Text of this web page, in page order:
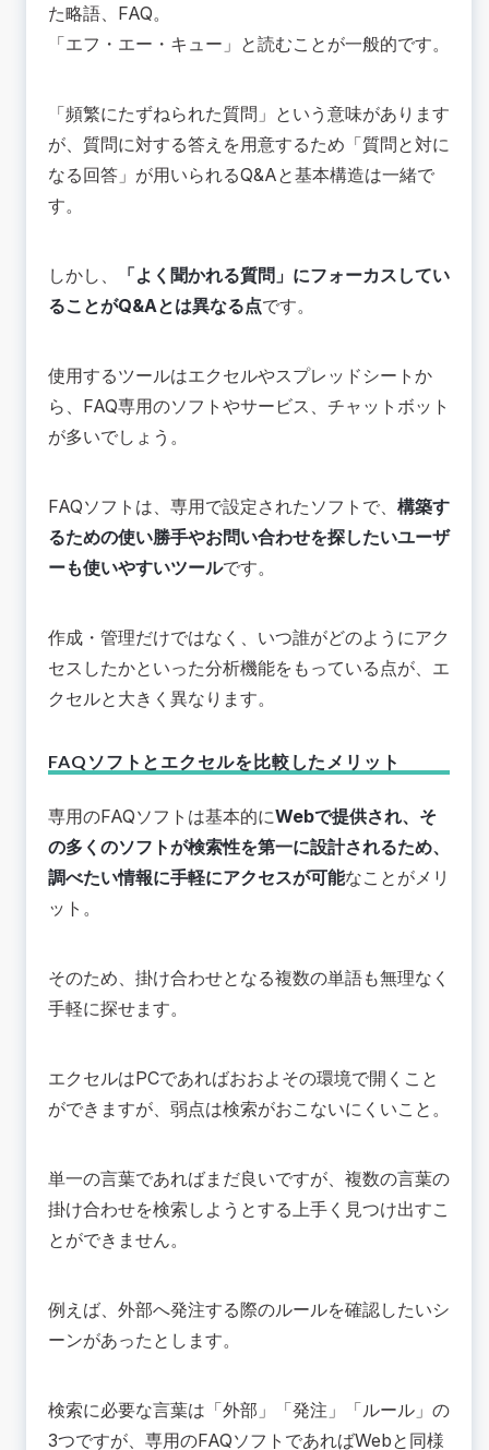
た略語、FAQ。
「エフ・エー・キュー」と読むことが一般的です。
「頻繁にたずねられた質問」という意味があります
が、質問に対する答えを用意するため「質問と対に
なる回答」が用いられるQ&Aと基本構造は一緒で
す。
しかし、
「よく聞かれる質問」にフォーカスしてい
ることがQ&Aとは異なる点です。
使用するツールはエクセルやスプレッドシートか
ら、FAQ専用のソフトやサービス、チャットボット
が多いでしょう。
FAQソフトは、専用で設定されたソフトで、 構築す
るための使い勝手やお問い合わせを探したいユーザ
ーも使いやすいツールです。
作成・管理だけではなく、いつ誰がどのようにアク
セスしたかといった分析機能をもっている点が、エ
クセルと大きく異なります。
FAQソフトとエクセルを比較したメリット
専用のFAQソフトは基本的にWebで提供され、そ
の多くのソフトが検索性を第一に設計されるため、
調べたい情報に手軽にアクセスが可能なことがメリ
ット。
そのため、掛け合わせとなる複数の単語も無理なく
手軽に探せます。
エクセルはPCであればおおよその環境で開くこと
ができますが、弱点は検索がおこないにくいこと。
単一の言葉であればまだ良いですが、複数の言葉の
掛け合わせを検索しようとする上手く見つけ出すこ
とができません。
例えば、外部へ発注する際のルールを確認したいシ
ーンがあったとします。
検索に必要な言葉は「外部」「発注」「ルール」の
3つですが、専用のFAQソフトであればWebと同様